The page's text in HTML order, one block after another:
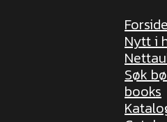
Nytt i
Søk
books